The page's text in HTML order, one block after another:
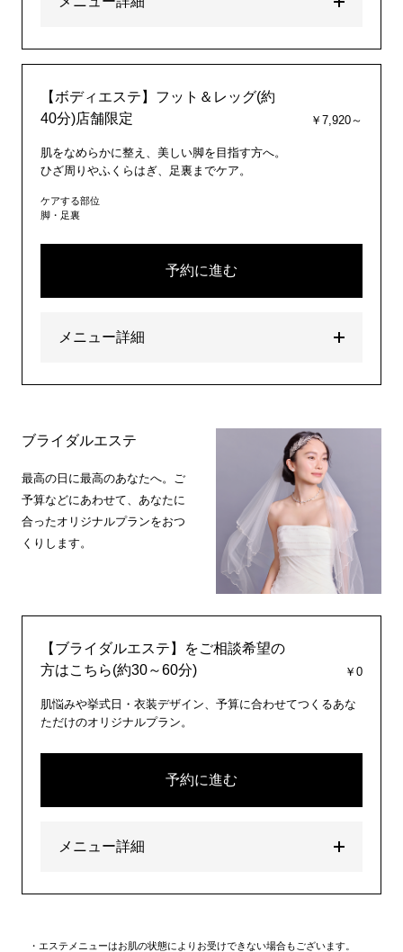
【ボディエステ】フット＆レッグ(約
40分)店舗限定
￥7,920～
肌をなめらかに整え、美しい脚を目指す方へ。
ひざ周りやふくらはぎ、足裏までケア。
ケアする部位
脚・足裏
予約に進む
メニュー詳細
ブライダルエステ
最高の日に最高のあなたへ。ご
予算などにあわせて、あなたに
合ったオリジナルプランをおつ
くりします。
【ブライダルエステ】をご相談希望の
方はこちら(約30～60分)
￥0
肌悩みや挙式日・衣装デザイン、予算に合わせてつくるあな
ただけのオリジナルプラン。
予約に進む
メニュー詳細
エステメニューはお肌の状態によりお受けできない場合もございます。